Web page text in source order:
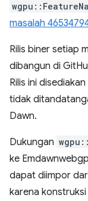
masalah
Rilis biner setiap
dibangun di
Rilis ini
tidak
Dawn.
Dukungan
ke
dapat diimpor
karena